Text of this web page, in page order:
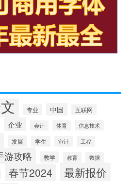
专业 中国
互联网
企业 会计 体育 信息技术
发展 学生 审计 工程
游攻略 教学 教育 数据
春节2024 最新报价